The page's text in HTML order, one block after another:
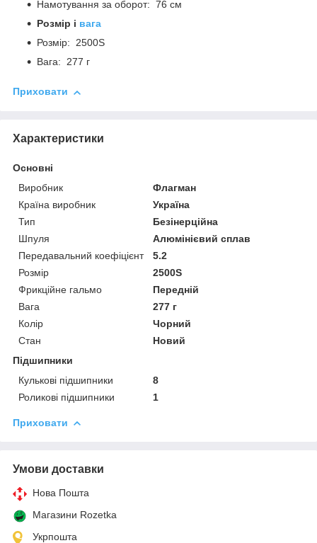
Намотування за оборот: 76 см
Розмір і вага
Розмір: 2500S
Вага: 277 г
Приховати
Характеристики
Основні
Виробник
Флагман
Країна виробник
Україна
Тип
Безінерційна
Шпуля
Алюмінієвий сплав
Передавальний коефіцієнт
5.2
Розмір
2500S
Фрикційне гальмо
Передній
Вага
277 г
Колір
Чорний
Стан
Новий
Підшипники
Кулькові підшипники
8
Роликові підшипники
1
Приховати
Умови доставки
Нова Пошта
Магазини Rozetka
Укрпошта